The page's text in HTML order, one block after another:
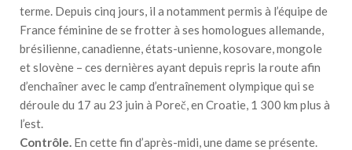
terme. Depuis cinq jours, il a notamment permis à l’équipe de
France féminine de se frotter à ses homologues allemande,
brésilienne, canadienne, états-unienne, kosovare, mongole
et slovène – ces dernières ayant depuis repris la route afin
d’enchaîner avec le camp d’entraînement olympique qui se
déroule du 17 au 23 juin à Poreč, en Croatie, 1 300 km plus à
l’est.
Contrôle. En cette fin d’après-midi, une dame se présente.